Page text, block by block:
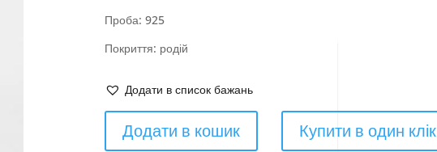
Проба: 925
Покриття: родій
Додати в список бажань
Додати в кошик Купити в один клік